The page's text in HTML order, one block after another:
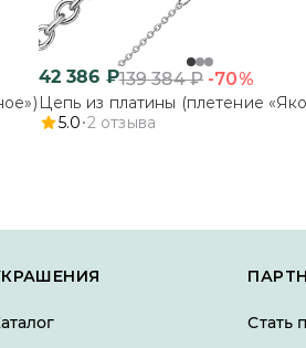
42 386 ₽139 384₽ -70%
Цепь из платины (плетение
5.0 2 отзыва
Стать